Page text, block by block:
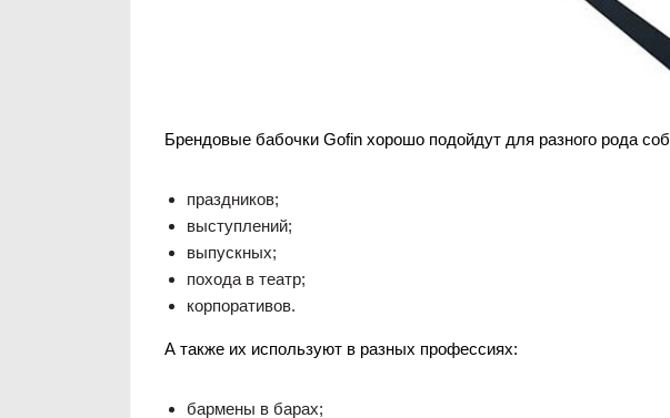
Брендовые бабочки Gofin хорошо подойдут для разного рода
праздников;
выступлений;
выпускных;
похода в театр;
корпоративов.
А также их используют в разных профессиях:
бармены в барах;